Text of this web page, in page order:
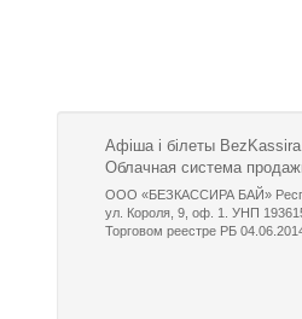
Афіша і білеты
Облачная система
ООО «БЕЗКАССИРА БАЙ»
ул. Короля, 9, оф. 1. УНП
Торговом реестре РБ 04.06.2014